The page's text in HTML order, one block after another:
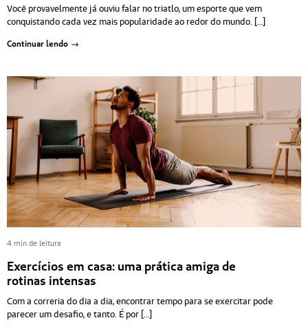
Você provavelmente já ouviu falar no triatlo, um esporte que vem
conquistando cada vez mais popularidade ao redor do mundo. […]
Continuar lendo
4 min de leitura
Exercícios em casa: uma prática amiga de
rotinas intensas
Com a correria do dia a dia, encontrar tempo para se exercitar pode
parecer um desafio, e tanto. É por […]